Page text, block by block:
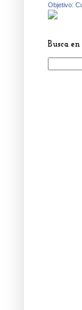
Objetivo:
Busca